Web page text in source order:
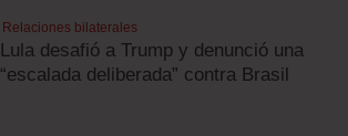
Relaciones bilaterales
Lula desafió a Trump y denunció una
“escalada deliberada” contra Brasil